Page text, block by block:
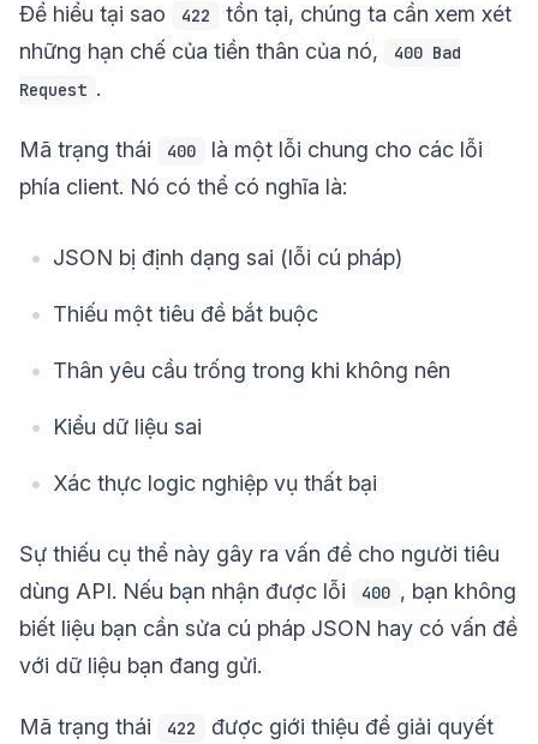
Để hiểu tại sao 422
tồn tại, chúng ta cần xem xét
những hạn chế của tiền thân của nó,
400 Bad
Request .
Mã trạng thái 400
là một lỗi chung cho các lỗi
phía client. Nó có thể có nghĩa là:
JSON bị định dạng sai (lỗi cú pháp)
Thiếu một tiêu đề bắt buộc
Thân yêu cầu trống trong khi không nên
Kiểu dữ liệu sai
Xác thực logic nghiệp vụ thất bại
Sự thiếu cụ thể này gây ra vấn đề cho người tiêu
dùng API. Nếu bạn nhận được lỗi
400 , bạn không
biết liệu bạn cần sửa cú pháp JSON hay có vấn đề
với dữ liệu bạn đang gửi.
Mã trạng thái 422 được giới thiệu để giải quyết